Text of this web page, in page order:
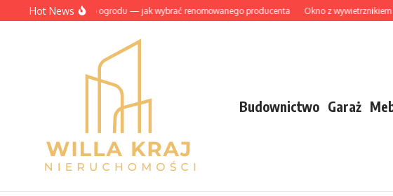
Przejdź do treści
Hot News
betonowe do ogrodu — jak wybrać renomowanego producenta Okno z wywietrznikiem —
Budownictwo Garaż